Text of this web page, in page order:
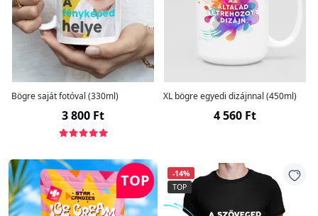
Bögre saját fotóval (330ml)
3 800 Ft
XL bögre egyedi dizájnnal (450ml)
4 560 Ft
TOP
-14%
TOP